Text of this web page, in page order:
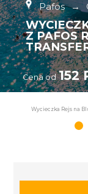
Pafos →
Z PAFOS
Cena od 152
Wycieczka Rejs na